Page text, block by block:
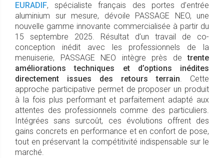
EURADIF, spécialiste français des portes d’entrée
aluminium sur mesure, dévoile PASSAGE NEO, une
nouvelle gamme innovante commercialisée à partir du
15 septembre 2025. Résultat d’un travail de co-
conception inédit avec les professionnels de la
menuiserie, PASSAGE NEO intègre près detrente
améliorations techniques et d’options inédites
directement issues des retours terrain. Cette
approche participative permet de proposer un produit
à la fois plus performant et parfaitement adapté aux
attentes des professionnels comme des particuliers.
Intégrées sans surcoût, ces évolutions offrent des
gains concrets en performance et en confort de pose,
tout en préservant la compétitivité indispensable sur le
marché.